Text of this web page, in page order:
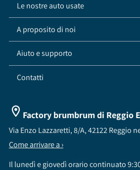
Le nostre auto usate
A proposito di noi
Aiuto e supporto
Contatti
Factory brumbrum di Reggio
Via Enzo Lazzaretti, 8/A, 42122 Reggio
Come arrivare a ›
Il lunedì e giovedì orario continuato